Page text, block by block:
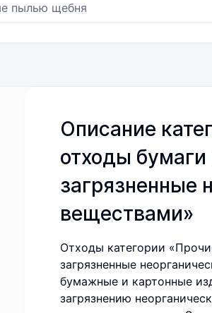
пылью щебня
Описание
отходы бумаги
загрязненные
веществами»
Отходы категории
загрязненные
бумажные и картонные
загрязнению